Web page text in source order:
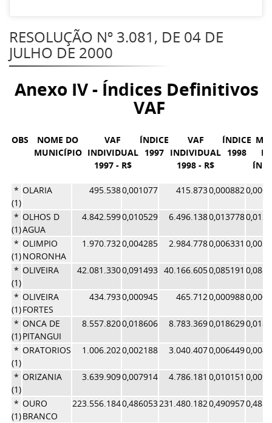
RESOLUÇÃO Nº 3.081, DE 04 DE
JULHO DE 2000
Anexo IV - Índices Definitivos
VAF
OBS
NOME DO
MUNICÍPIO
VAF
INDIVIDUAL
1997 - R$
ÍNDICE
1997
VAF
INDIVIDUAL
1998 - R$
ÍNDICE
1998
*
(1)
OLARIA 495.5380,001077 415.8730,000882
*
(1)
OLHOS D
AGUA
4.842.5990,010529 6.496.1380,013778
*
(1)
OLIMPIO
NORONHA
1.970.7320,004285 2.984.7780,006331
*
(1)
OLIVEIRA 42.081.3300,091493 40.166.6050,085191
*
(1)
OLIVEIRA
FORTES
434.7930,000945 465.7120,000988
*
(1)
ONCA DE
PITANGUI
8.557.8200,018606 8.783.3690,018629
*
(1)
ORATORIOS 1.006.2020,002188 3.040.4070,006449
*
(1)
ORIZANIA 3.639.9090,007914 4.786.181 0,010151
*
(1)
OURO
BRANCO
223.556.1840,486053231.480.1820,490957